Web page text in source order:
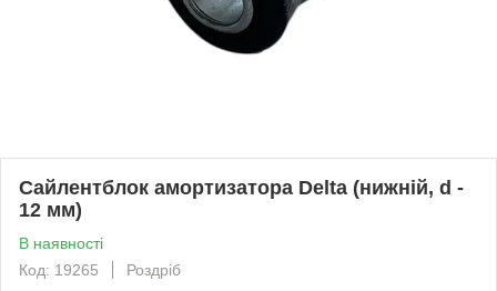
Сайлентблок амортизатора Delta (нижній, d -
12 мм)
В наявності
Код: 19265
Роздріб